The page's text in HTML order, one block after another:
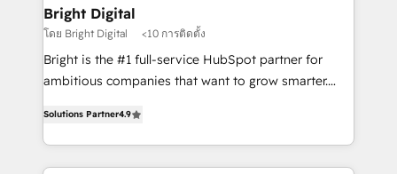
Award 🏆2020 Elite Solutions Partner 🏆2019
Integrations HubSpot Impact Award 🏆2019
Marketing Enablement HubSpot Impact Award 🏆
2018 Website Design HubSpot Impact Award 🏆2017
Growth-Driven Design Agency of the Year 🏆2016
Sales Enablement HubSpot Impact Award 🏆2015
Bright Digital
โดย Bright Digital <10 การติดตั้ง
Bright is the #1 full-service HubSpot partner for
ambitious companies that want to grow smarter.
developing a new website to lead generation and
digital marketing; we do it all (and with great
results)! In short, our services include: - HubSpot
Solutions Partner4.9